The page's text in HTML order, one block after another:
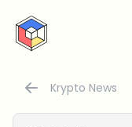
CryptoTicker
Krypto News